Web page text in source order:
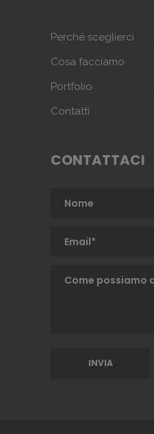
Perché sceglierci
Cosa facciamo
Portfolio
Contatti
CONTATTACI